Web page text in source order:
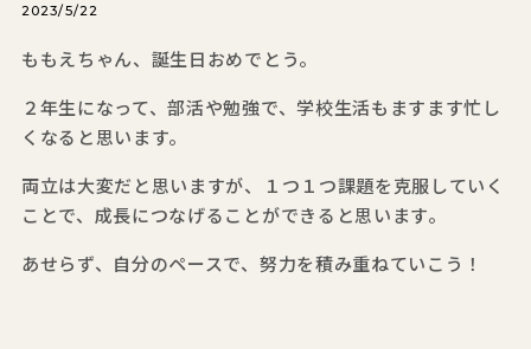
2023/5/22
ももえちゃん、誕生日おめでとう。
２年生になって、部活や勉強で、学校生活もますます忙し
くなると思います。
両立は大変だと思いますが、１つ１つ課題を克服していく
ことで、成長につなげることができると思います。
あせらず、自分のペースで、努力を積み重ねていこう！